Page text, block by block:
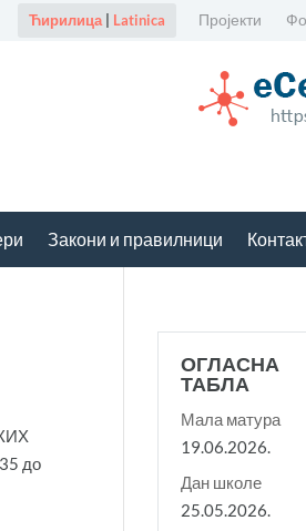
Пројекти
Ћирилица| Latinica
Закони и правилници
до
ОГЛАСНА
ТАБЛА
Мала матура
19.06.2026.
Дан школе
25.05.2026.